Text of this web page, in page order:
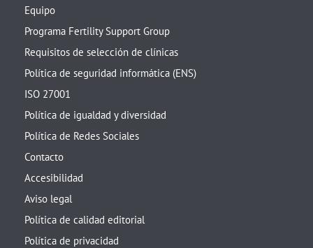
Equipo
Programa Fertility Support Group
Requisitos de selección de clínicas
Política de seguridad informática (ENS)
ISO 27001
Política de igualdad y diversidad
Política de Redes Sociales
Contacto
Accesibilidad
Aviso legal
Política de calidad editorial
Política de privacidad